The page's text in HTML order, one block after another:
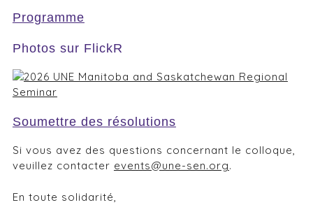
Programme
Photos sur FlickR
Soumettre des résolutions
Si vous avez des questions concernant le colloque,
veuillez contacter events@une-sen.org.
En toute solidarité,